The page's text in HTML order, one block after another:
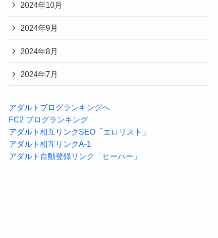
2024年10月
2024年9月
2024年8月
2024年7月
アダルトブログランキングへ
FC2 ブログランキング
アダルト相互リンクSEO「エロリスト」
アダルト相互リンクA-1
アダルト自動登録リンク「ヒーハー」